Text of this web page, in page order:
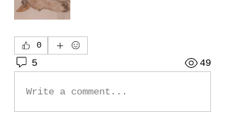
0
5 49
Write a comment...